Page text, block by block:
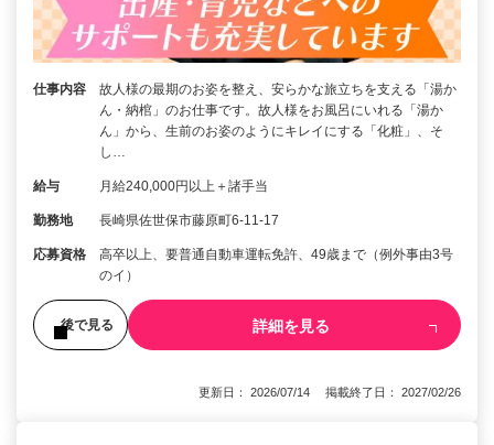
仕事内容
故人様の最期のお姿を整え、安らかな旅立ちを支える「湯か
ん・納棺」のお仕事です。故人様をお風呂にいれる「湯か
ん」から、生前のお姿のようにキレイにする「化粧」、そ
し…
給与 月給240,000円以上＋諸手当
勤務地 長崎県佐世保市藤原町6-11-17
応募資格
高卒以上、要普通自動車運転免許、49歳まで（例外事由3号
のイ）
後で見る 詳細を見る
更新日： 2026/07/14 掲載終了日： 2027/02/26